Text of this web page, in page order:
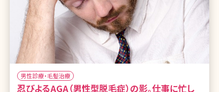
男性診療・毛髪治療
忍びよるAGA（男性型脱毛症）の影。仕事に忙し